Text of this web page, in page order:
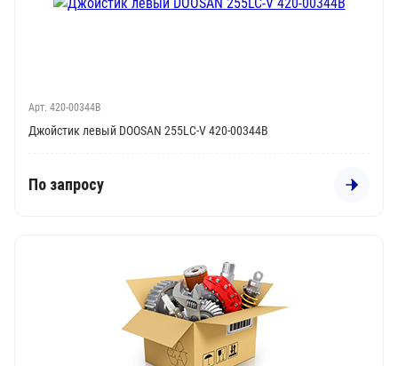
Арт. 420-00344B
Джойстик левый DOOSAN 255LC-V 420-00344B
По запросу